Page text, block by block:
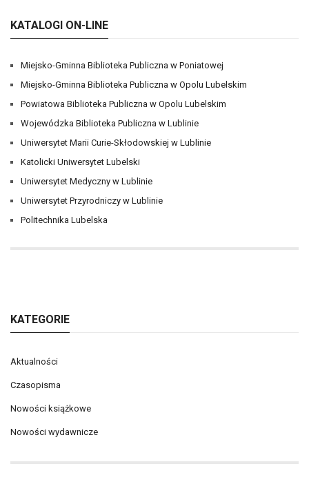
KATALOGI ON-LINE
Miejsko-Gminna Biblioteka Publiczna w Poniatowej
Miejsko-Gminna Biblioteka Publiczna w Opolu Lubelskim
Powiatowa Biblioteka Publiczna w Opolu Lubelskim
Wojewódzka Biblioteka Publiczna w Lublinie
Uniwersytet Marii Curie-Skłodowskiej w Lublinie
Katolicki Uniwersytet Lubelski
Uniwersytet Medyczny w Lublinie
Uniwersytet Przyrodniczy w Lublinie
Politechnika Lubelska
KATEGORIE
Aktualności
Czasopisma
Nowości książkowe
Nowości wydawnicze